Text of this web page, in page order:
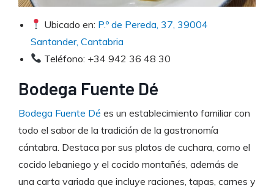
Ubicado en: P.º de Pereda, 37, 39004
Santander, Cantabria
Teléfono: +34 942 36 48 30
Bodega Fuente Dé
Bodega Fuente Dé es un establecimiento familiar con
todo el sabor de la tradición de la gastronomía
cántabra. Destaca por sus platos de cuchara, como el
cocido lebaniego y el cocido montañés, además de
una carta variada que incluye raciones, tapas, carnes y